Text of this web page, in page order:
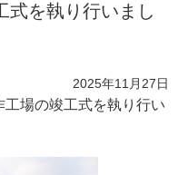
式を執り行いまし
2025年11月27日
場の竣工式を執り行い